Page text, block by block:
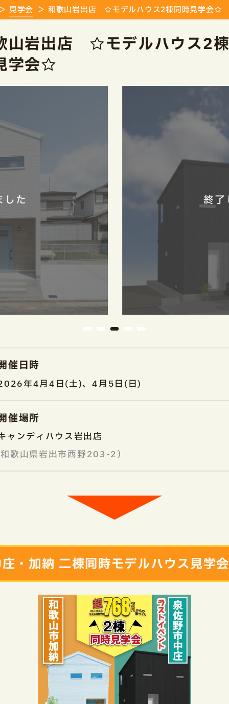
見学会 和歌山岩出店 ☆モデルハウス2棟同時見学会☆
山岩出店 ☆モデルハウス2
学会☆
終了しました
催日時
年4月4日(土)、4月5日(日)
催場所
ャンディハウス岩出店
歌山県岩出市西野203-2）
・加納 二棟同時モデルハウス見学